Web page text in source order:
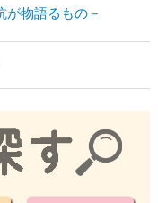
が物語るもの－